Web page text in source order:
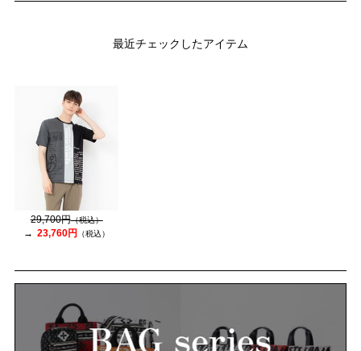
最近チェックしたアイテム
29,700円（税込）
23,760円 （税込）